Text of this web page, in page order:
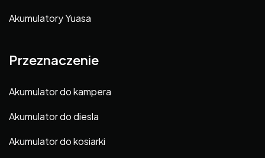
Akumulatory Yuasa
Przeznaczenie
Akumulator do kampera
Akumulator do diesla
Akumulator do kosiarki